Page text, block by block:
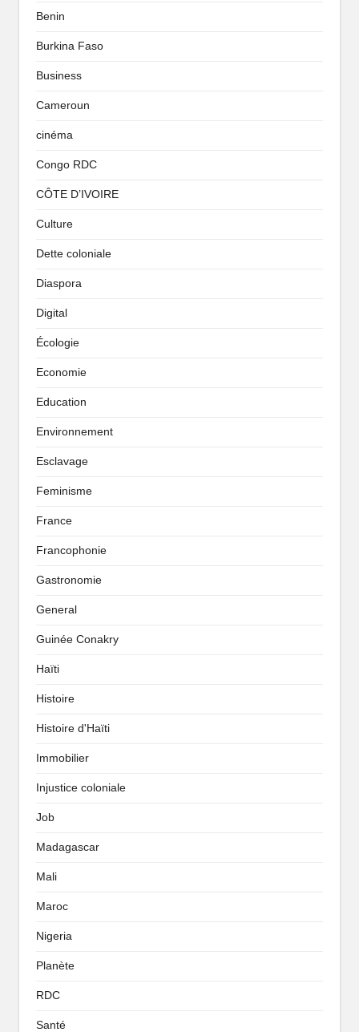
Benin
Burkina Faso
Business
Cameroun
cinéma
Congo RDC
CÔTE D’IVOIRE
Culture
Dette coloniale
Diaspora
Digital
Écologie
Economie
Education
Environnement
Esclavage
Feminisme
France
Francophonie
Gastronomie
General
Guinée Conakry
Haïti
Histoire
Histoire d'Haïti
Immobilier
Injustice coloniale
Job
Madagascar
Mali
Maroc
Nigeria
Planète
RDC
Santé